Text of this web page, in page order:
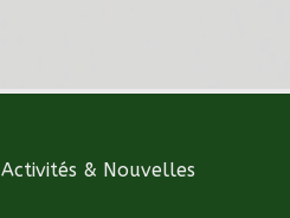
Activités & Nouvelles